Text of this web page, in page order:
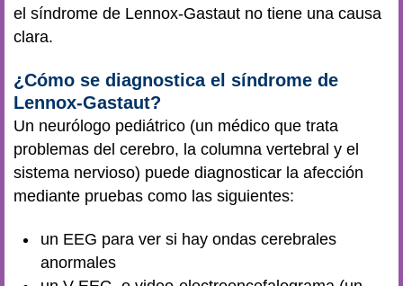
el síndrome de Lennox-Gastaut no tiene una causa
clara.
¿Cómo se diagnostica el síndrome de
Lennox-Gastaut?
Un neurólogo pediátrico (un médico que trata
problemas del cerebro, la columna vertebral y el
sistema nervioso) puede diagnosticar la afección
mediante pruebas como las siguientes:
un EEG para ver si hay ondas cerebrales
anormales